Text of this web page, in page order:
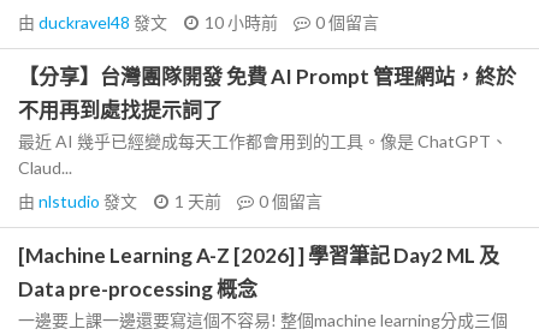
由 duckravel48 發文 10 小時前 0個留言
【分享】台灣團隊開發 免費 AI Prompt 管理網站，終於
不用再到處找提示詞了
最近 AI 幾乎已經變成每天工作都會用到的工具。像是 ChatGPT、
Claud...
由 nlstudio 發文 1 天前 0個留言
[Machine Learning A-Z [2026] ] 學習筆記 Day2 ML 及
Data pre-processing 概念
一邊要上課一邊還要寫這個不容易! 整個machine learning分成三個